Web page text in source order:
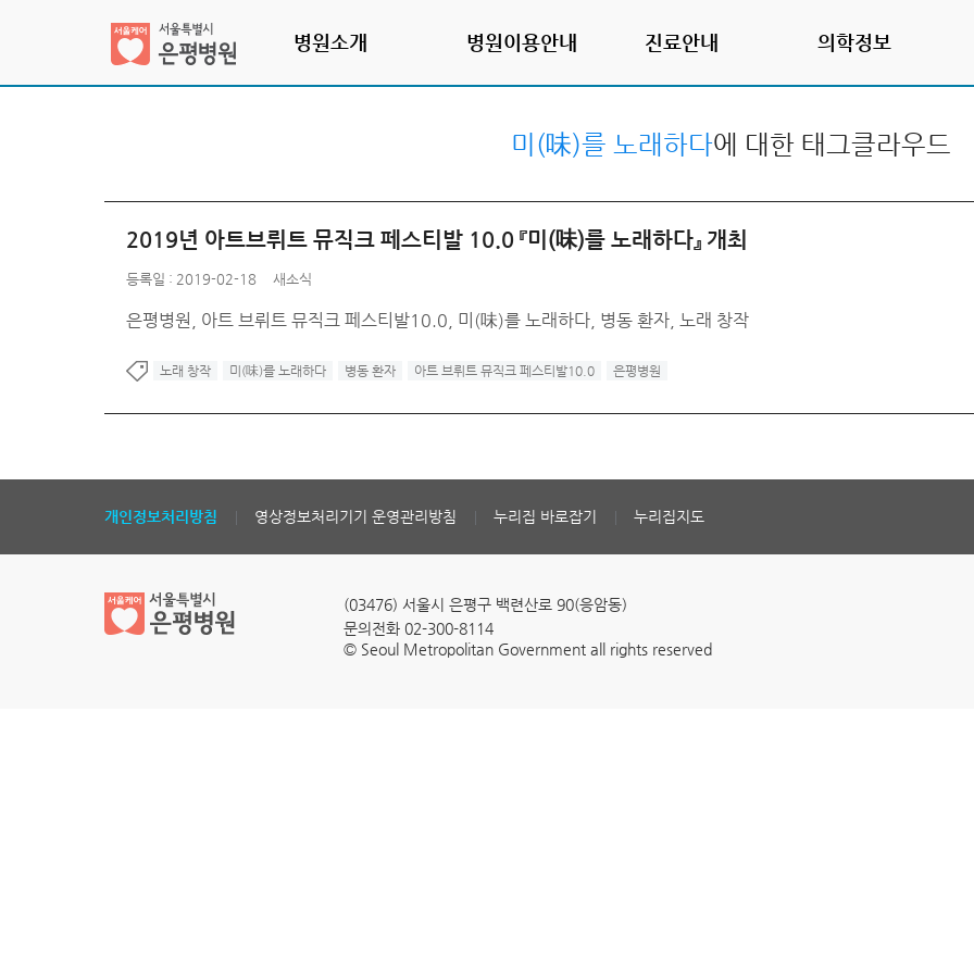
병원소개 병원이용안내 진료안내 의학정보
미(味)를 노래하다에 대한 태그클라우드
2019년 아트브뤼트 뮤직크 페스티발 10.0 『미(味)를 노래하다』 개최
등록일 : 2019-02-18 새소식
은평병원, 아트 브뤼트 뮤직크 페스티발10.0, 미(味)를 노래하다, 병동 환자, 노래 창작
노래 창작 미(味)를 노래하다 병동 환자 아트 브뤼트 뮤직크 페스티발10.0 은평병원
개인정보처리방침 영상정보처리기기 운영관리방침 누리집 바로잡기 누리집지도
(03476) 서울시 은평구 백련산로 90(응암동)
문의전화 02-300-8114
© Seoul Metropolitan Government all rights reserved